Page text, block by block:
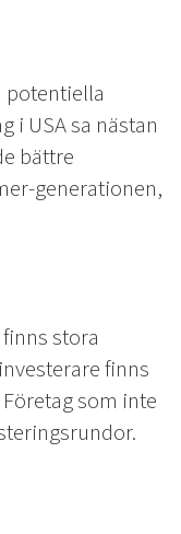
potentiella
i USA sa nästan
bättre
generationen,
stora
finns
som inte